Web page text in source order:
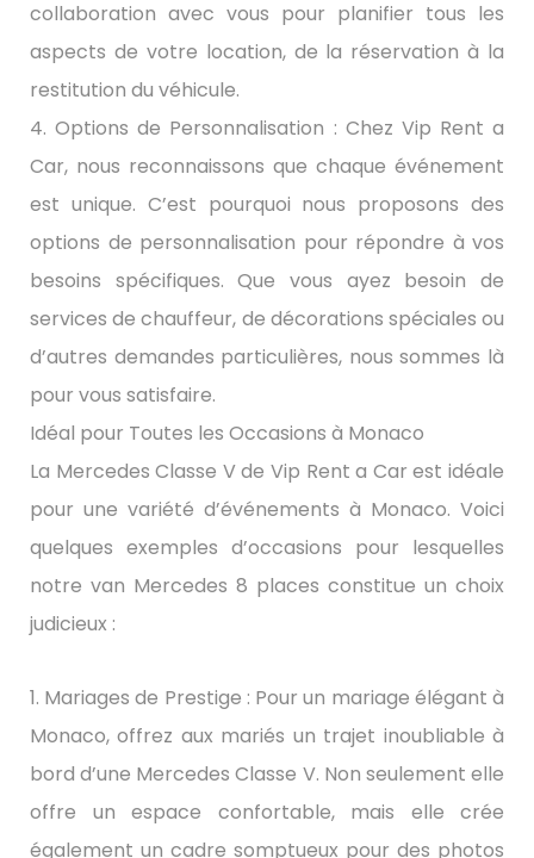
collaboration avec vous pour planifier tous les
aspects de votre location, de la réservation à la
restitution du véhicule.
4. Options de Personnalisation : Chez Vip Rent a
Car, nous reconnaissons que chaque événement
est unique. C’est pourquoi nous proposons des
options de personnalisation pour répondre à vos
besoins spécifiques. Que vous ayez besoin de
services de chauffeur, de décorations spéciales ou
d’autres demandes particulières, nous sommes là
pour vous satisfaire.
Idéal pour Toutes les Occasions à Monaco
La Mercedes Classe V de Vip Rent a Car est idéale
pour une variété d’événements à Monaco. Voici
quelques exemples d’occasions pour lesquelles
notre van Mercedes 8 places constitue un choix
judicieux :
1. Mariages de Prestige : Pour un mariage élégant à
Monaco, offrez aux mariés un trajet inoubliable à
bord d’une Mercedes Classe V. Non seulement elle
offre un espace confortable, mais elle crée
également un cadre somptueux pour des photos